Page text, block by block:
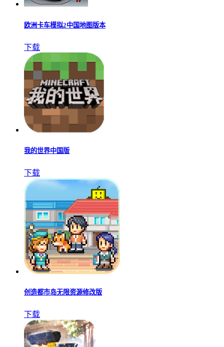
欧洲卡车模拟2中国地图版本
下载
我的世界中国版
下载
创造都市岛无限资源修改版
下载